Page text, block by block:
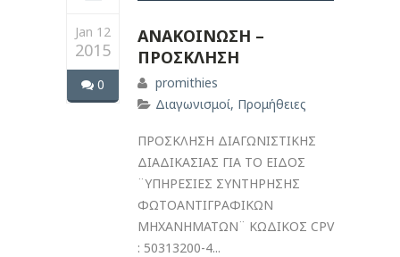
Jan 12
2015
0
ΑΝΑΚΟΙΝΩΣΗ –
ΠΡΟΣΚΛΗΣΗ
promithies
Διαγωνισμοί, Προμήθειες
ΠΡΟΣΚΛΗΣΗ ΔΙΑΓΩΝΙΣΤΙΚΗΣ
ΔΙΑΔΙΚΑΣΙΑΣ ΓΙΑ ΤΟ ΕΙΔΟΣ
¨ΥΠΗΡΕΣΙΕΣ ΣΥΝΤΗΡΗΣΗΣ
ΦΩΤΟΑΝΤΙΓΡΑΦΙΚΩΝ
ΜΗΧΑΝΗΜΑΤΩΝ¨ ΚΩΔΙΚΟΣ CPV
: 50313200-4...